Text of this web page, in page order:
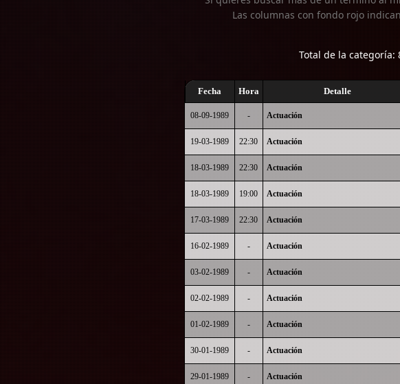
Las columnas con fondo rojo
Total de la categoría:
Fecha Hora Detalle
08-09-1989 - Actuación
19-03-1989 22:30 Actuación
18-03-1989 22:30 Actuación
18-03-1989 19:00 Actuación
17-03-1989 22:30 Actuación
16-02-1989 - Actuación
03-02-1989 - Actuación
02-02-1989 - Actuación
01-02-1989 - Actuación
30-01-1989 - Actuación
29-01-1989 - Actuación